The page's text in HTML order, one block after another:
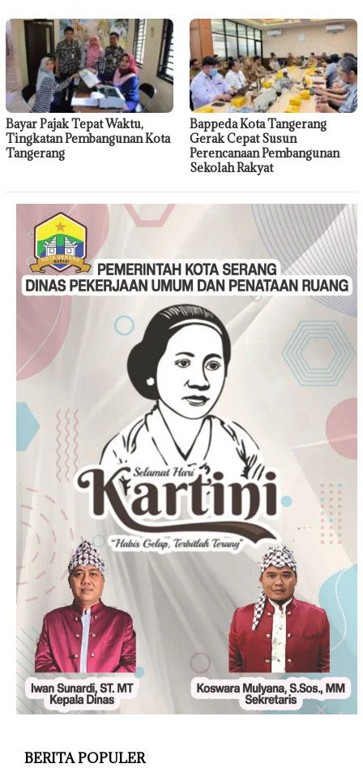
Bayar Pajak Tepat Waktu,
Tingkatan Pembangunan Kota
Tangerang
Bappeda Kota Tangerang
Gerak Cepat Susun
Perencanaan Pembangunan
Sekolah Rakyat
BERITA POPULER